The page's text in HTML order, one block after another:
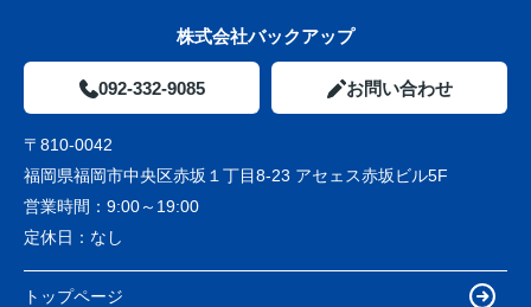
株式会社バックアップ
092-332-9085 お問い合わせ
〒810-0042
福岡県福岡市中央区赤坂１丁目8-23 アセェス赤坂ビル5F
営業時間： 9:00～19:00
定休日： なし
トップページ